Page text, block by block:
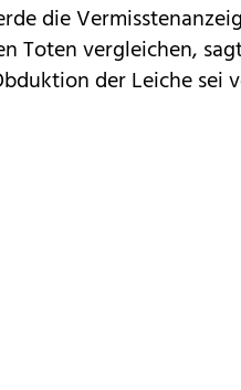
die
Toten vergleichen,
der Leiche sei